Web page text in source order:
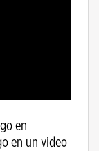
en
en un video